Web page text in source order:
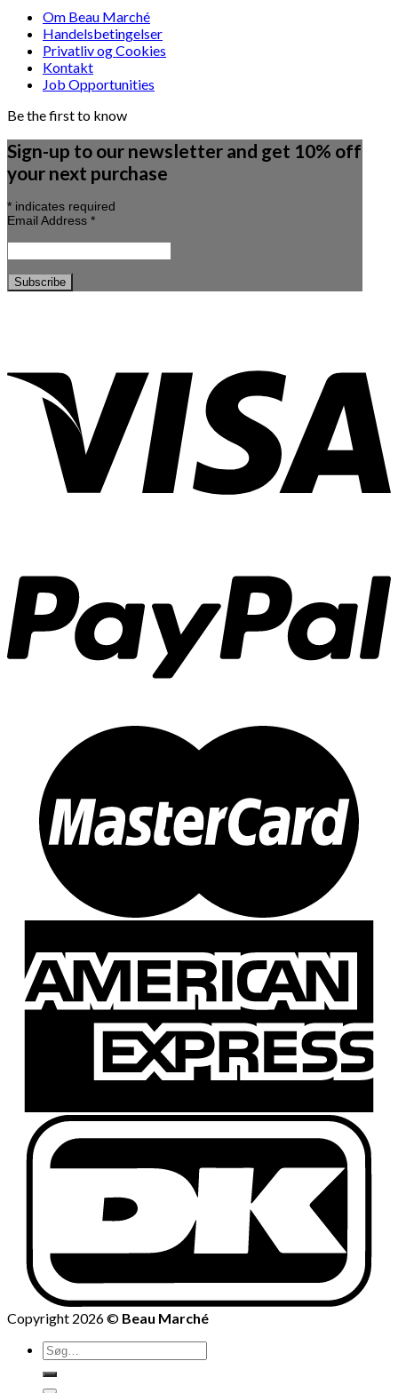
Om Beau Marché
Handelsbetingelser
Privatliv og Cookies
Kontakt
Job Opportunities
Be the first to know
Sign-up to our newsletter and get 10% off
your next purchase
* indicates required
Email Address *
Copyright 2026 © Beau Marché
Søg
efter: